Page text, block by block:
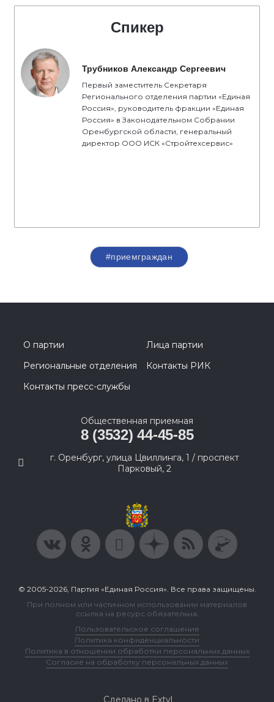
Спикер
Трубников Александр Сергеевич
Первый заместитель Секретаря
Регионального отделения партии «Единая
Россия», руководитель фракции «Единая
Россия» в Законодательном Собрании
Оренбургской области, генеральный
директор ООО ИСК «Стройтехсервис»
#приемграждан
О партии
Лица партии
Региональные отделения
Контакты РИК
Контакты пресс-службы
Общественная приемная
8 (3532) 44-45-85
г. Оренбург, улица Цвиллинга, 1 / проспект
Парковый, 2
© 2005-2026, Партия «Единая Россия». Все права защищены.
При полном или частичном использовании материалов
ссылка на ресурс обязательна.
Пользовательское соглашение
Политика конфиденциальности
Политика в отношении обработки персональных данных
Согласие на обработку персональных данных
Сделано в Extyl